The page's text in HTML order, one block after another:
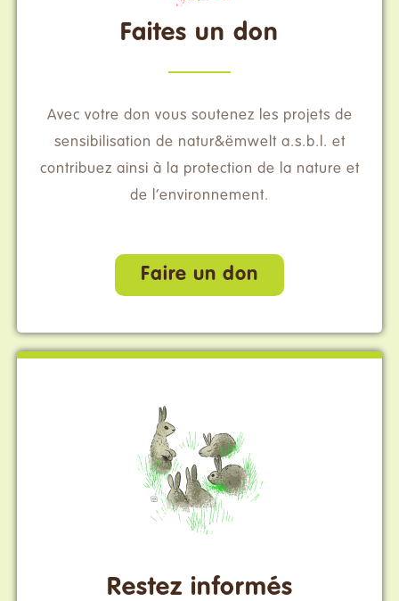
Faites un don
Avec votre don vous soutenez les projets de
sensibilisation de natur&ëmwelt a.s.b.l. et
contribuez ainsi à la protection de la nature et
de l’environnement.
Faire un don
Restez informés